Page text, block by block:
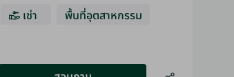
เช่า
พื้นที่อุตสาหกรรม